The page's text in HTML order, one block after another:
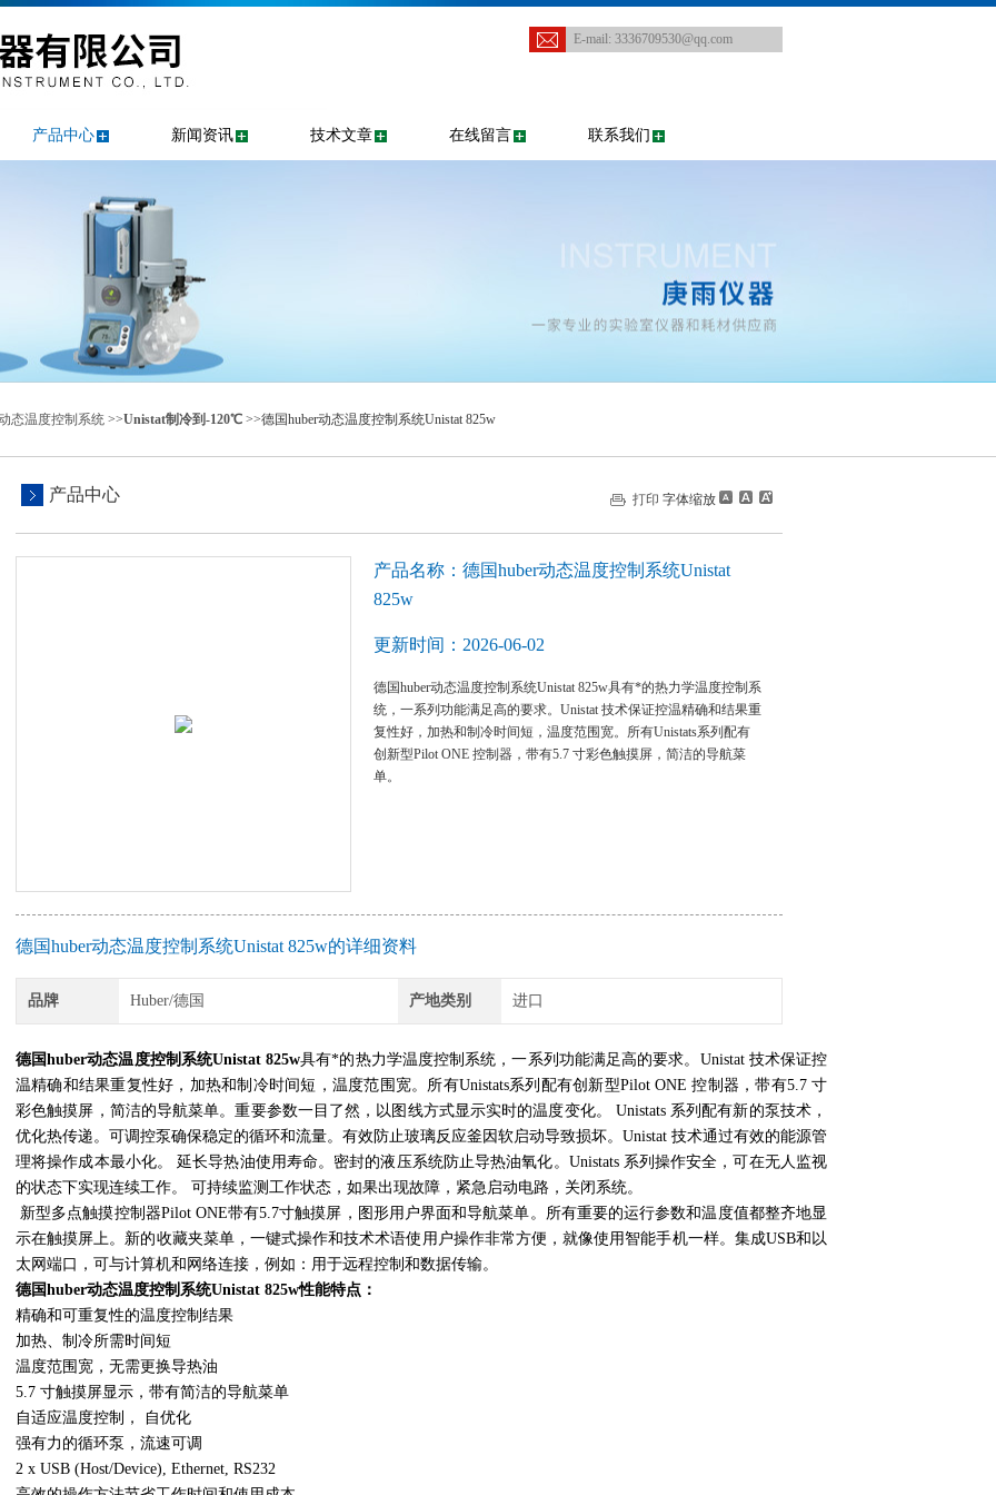
E-mail: 3336709530@qq.com
产品中心 新闻资讯 技术文章 在线留言 联系我们
态温度控制系统 >>Unistat制冷到-120℃ >>德国huber动态温度控制系统Unistat 825w
产品中心 打印 字体缩放
产品名称：德国huber动态温度控制系统Unistat
825w
更新时间：2026-06-02
德国huber动态温度控制系统Unistat 825w具有*的热力学温度控制系
统，一系列功能满足高的要求。Unistat 技术保证控温精确和结果重
复性好，加热和制冷时间短，温度范围宽。所有Unistats系列配有
创新型Pilot ONE 控制器，带有5.7 寸彩色触摸屏，简洁的导航菜
单。
德国huber动态温度控制系统Unistat 825w的详细资料
品牌 Huber/德国 产地类别 进口
德国huber动态温度控制系统Unistat 825w具有*的热力学温度控制系统，一系列功能满足高的要求。Unistat 技术保证控
温精确和结果重复性好，加热和制冷时间短，温度范围宽。所有Unistats系列配有创新型Pilot ONE 控制器，带有5.7 寸
彩色触摸屏，简洁的导航菜单。重要参数一目了然，以图线方式显示实时的温度变化。 Unistats 系列配有新的泵技术，
优化热传递。可调控泵确保稳定的循环和流量。有效防止玻璃反应釜因软启动导致损坏。Unistat 技术通过有效的能源管
理将操作成本最小化。 延长导热油使用寿命。密封的液压系统防止导热油氧化。Unistats 系列操作安全，可在无人监视
的状态下实现连续工作。 可持续监测工作状态，如果出现故障，紧急启动电路，关闭系统。
新型多点触摸控制器Pilot ONE带有5.7寸触摸屏，图形用户界面和导航菜单。所有重要的运行参数和温度值都整齐地显
示在触摸屏上。新的收藏夹菜单，一键式操作和技术术语使用户操作非常方便，就像使用智能手机一样。集成USB和以
太网端口，可与计算机和网络连接，例如：用于远程控制和数据传输。
德国huber动态温度控制系统Unistat 825w性能特点：
精确和可重复性的温度控制结果
加热、制冷所需时间短
温度范围宽，无需更换导热油
5.7 寸触摸屏显示，带有简洁的导航菜单
自适应温度控制， 自优化
强有力的循环泵，流速可调
2 x USB (Host/Device), Ethernet, RS232